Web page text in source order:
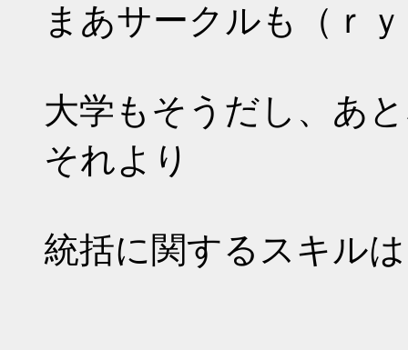
まあサークルも（ｒｙ
大学もそうだし、あ
それより
統括に関するスキル